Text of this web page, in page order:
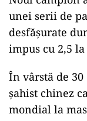
unei serii de
desfăşurate
impus cu 2,5
În vârstă de
şahist chinez
mondial la